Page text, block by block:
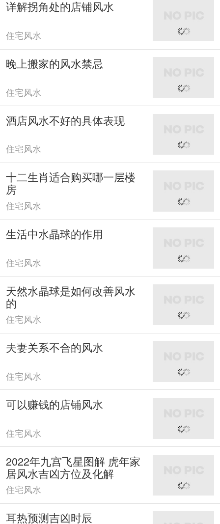
详解拐角处的店铺风水
住宅风水
晚上搬家的风水禁忌
住宅风水
酒店风水不好的具体表现
住宅风水
十二生肖适合购买哪一层楼
房
住宅风水
生活中水晶球的作用
住宅风水
天然水晶球是如何改善风水
的
住宅风水
夫妻关系不合的风水
住宅风水
可以赚钱的店铺风水
住宅风水
2022年九宫飞星图解 虎年家
居风水吉凶方位及化解
住宅风水
耳热预测吉凶时辰